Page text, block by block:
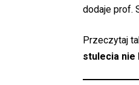
dodaje prof.
Przeczytaj
stulecia nie